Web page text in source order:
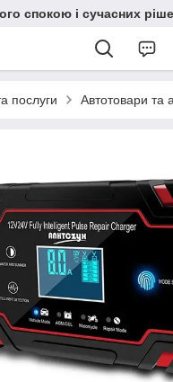
спокою і сучасних
послуги Автотовари та